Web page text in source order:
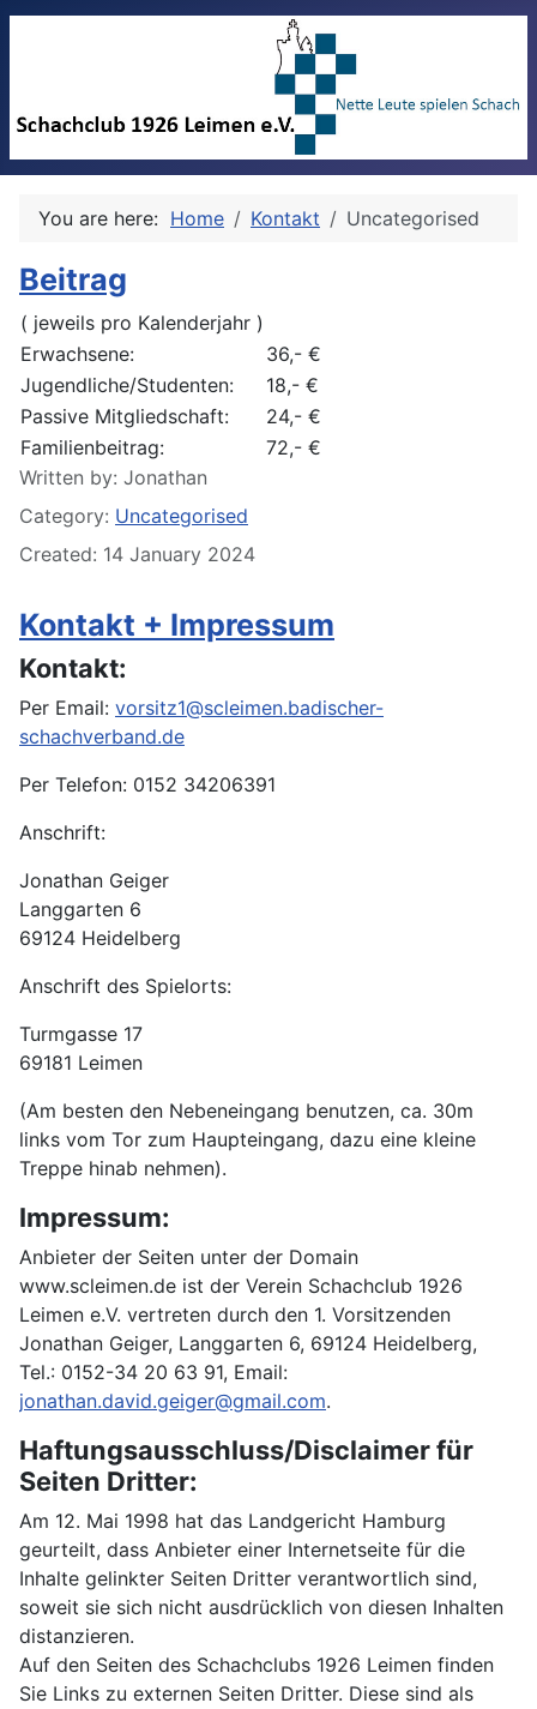
You are here: Home Kontakt Uncategorised
Beitrag
( jeweils pro Kalenderjahr )
Erwachsene:
36,- €
Jugendliche/Studenten:
18,- €
Passive Mitgliedschaft:
24,- €
Familienbeitrag:
72,- €
Details
Written by: Jonathan
Category: Uncategorised
Created: 14 January 2024
Kontakt + Impressum
Kontakt:
Per Email: vorsitz1@scleimen.badischer-
schachverband.de
Per Telefon: 0152 34206391
Anschrift:
Jonathan Geiger
Langgarten 6
69124 Heidelberg
Anschrift des Spielorts:
Turmgasse 17
69181 Leimen
(Am besten den Nebeneingang benutzen, ca. 30m
links vom Tor zum Haupteingang, dazu eine kleine
Treppe hinab nehmen).
Impressum:
Anbieter der Seiten unter der Domain
www.scleimen.de ist der Verein Schachclub 1926
Leimen e.V. vertreten durch den 1. Vorsitzenden
Jonathan Geiger, Langgarten 6, 69124 Heidelberg,
Tel.: 0152-34 20 63 91, Email:
jonathan.david.geiger@gmail.com.
Haftungsausschluss/Disclaimer für
Seiten Dritter:
Am 12. Mai 1998 hat das Landgericht Hamburg
geurteilt, dass Anbieter einer Internetseite für die
Inhalte gelinkter Seiten Dritter verantwortlich sind,
soweit sie sich nicht ausdrücklich von diesen Inhalten
distanzieren.
Auf den Seiten des Schachclubs 1926 Leimen finden
Sie Links zu externen Seiten Dritter. Diese sind als